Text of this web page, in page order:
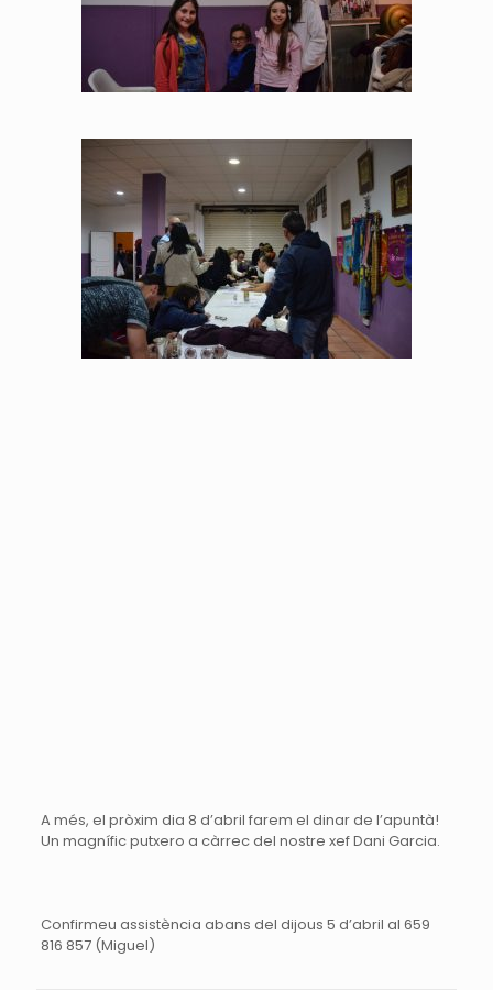
A més, el pròxim dia 8 d’abril farem el dinarde l’apuntà!
Un magníficputxero a càrrec del nostre xefDani Garcia.
Confirmeu assistència abans del dijous 5 d’abril al 659
816 857 (Miguel)